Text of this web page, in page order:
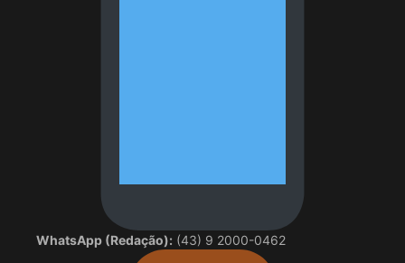
WhatsApp (Redação): (43) 9 2000-0462